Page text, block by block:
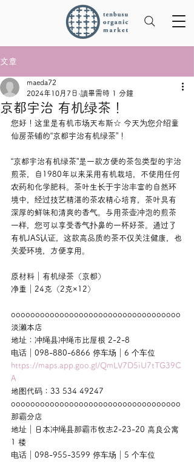
文章
京都宇治 有机绿茶！
maeda72
2024年10月7日 讀畢需時 1 分鐘
您好！这里是有机市场天布斯☆ 今天为您介绍童
仙房茶铺的“京都宇治有机绿茶”！
“京都宇治有机绿茶”是一款方便的茶包类型的宇治
煎茶，自1980年以来采用有机栽培，不使用任何
农药和化学肥料。茶叶生长于宇治丰富的自然环
境中，经过技艺精湛的茶农精心培育，茶叶具有
深厚的鲜味和清爽的香气。与用茶壶冲泡的煎茶
一样，您可以享受香气扑鼻的一杯好茶。通过了
有机JAS认证，这款高品质的茶不仅关注健康，也
关爱环境，方便享用。
原材料｜有机绿茶（京都）
净重｜24克（2克×12）
ooooooooooooooooooooooooooooooooooo
淡濑本店
地址：冲绳县冲绳市比屋根 2-2-8
电话｜098-880-6866 停车场｜6 个车位
https://maps.app.goo.gl/QmLV7D5iU7tTG39C
A
地图代码：33 534 49247
ooooooooooooooooooooooooooooooooooo
那霸分店
地址｜日本冲绳县那霸市牧志2-23-20 高良公寓
1 楼
电话｜098-955-3599 停车场｜5 个车位